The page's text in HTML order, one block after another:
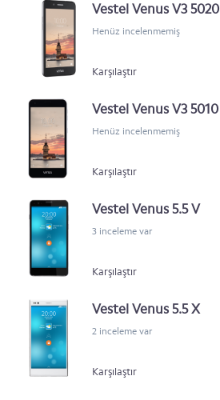
Vestel Venus V3 5020
Henüz incelenmemiş
Karşılaştır
Vestel Venus V3 5010
Henüz incelenmemiş
Karşılaştır
Vestel Venus 5.5 V
3 inceleme var
Karşılaştır
Vestel Venus 5.5 X
2 inceleme var
Karşılaştır